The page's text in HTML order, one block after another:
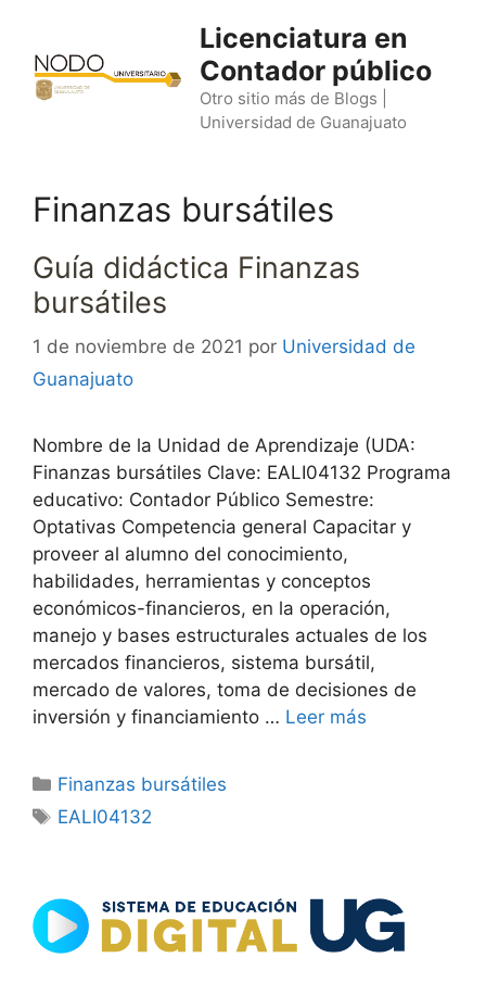
contenido
Licenciatura en
Contador público
Otro sitio más de Blogs |
Universidad de Guanajuato
Finanzas bursátiles
Guía didáctica Finanzas
bursátiles
1 de noviembre de 2021 por Universidad de
Guanajuato
Nombre de la Unidad de Aprendizaje (UDA:
Finanzas bursátiles Clave: EALI04132 Programa
educativo: Contador Público Semestre:
Optativas Competencia general Capacitar y
proveer al alumno del conocimiento,
habilidades, herramientas y conceptos
económicos-financieros, en la operación,
manejo y bases estructurales actuales de los
mercados financieros, sistema bursátil,
mercado de valores, toma de decisiones de
inversión y financiamiento … Leer más
Categorías
Finanzas bursátiles
Etiquetas
EALI04132